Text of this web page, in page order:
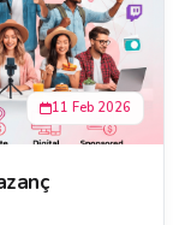
11 Feb 2026